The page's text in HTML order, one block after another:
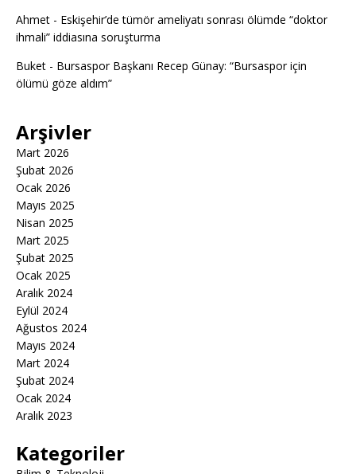
Ahmet - Eskişehir’de tümör ameliyatı sonrası ölümde “doktor
ihmali” iddiasına soruşturma
Buket - Bursaspor Başkanı Recep Günay: “Bursaspor için
ölümü göze aldım”
Arşivler
Mart 2026
Şubat 2026
Ocak 2026
Mayıs 2025
Nisan 2025
Mart 2025
Şubat 2025
Ocak 2025
Aralık 2024
Eylül 2024
Ağustos 2024
Mayıs 2024
Mart 2024
Şubat 2024
Ocak 2024
Aralık 2023
Kategoriler